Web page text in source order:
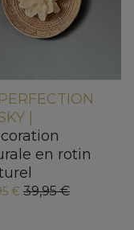
|
en rotin
€ 39,95 €